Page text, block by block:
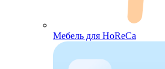
Мебель для HoReCa